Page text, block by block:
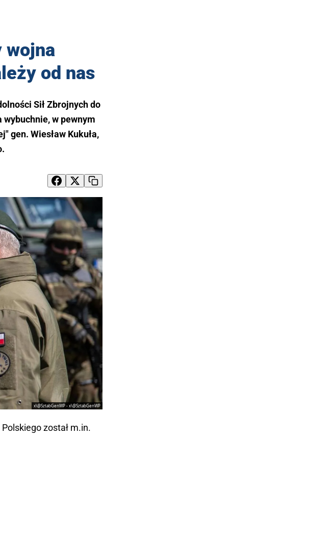
wojna
od nas
Sił Zbrojnych do
wybuchnie, w pewnym
gen. Wiesław Kukuła,
x\@SztabGenWP - x\@SztabGenWP
został m.in.